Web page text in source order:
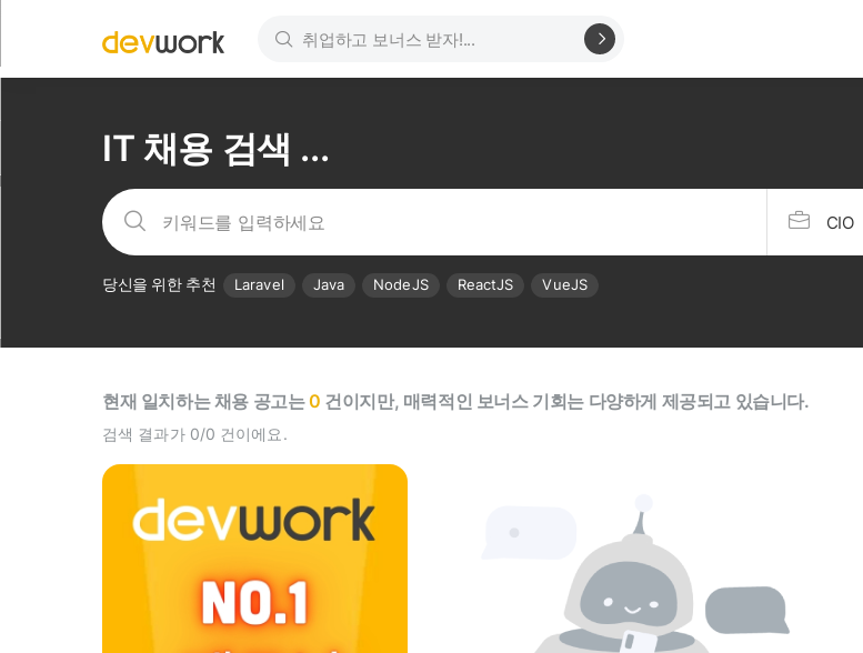
IT 채용 검색 ...
CIO
당신을 위한 추천 Laravel Java NodeJS ReactJS VueJS
현재 일치하는 채용 공고는0 건이지만, 매력적인 보너스 기회는 다양하게 제공되고 있습니다.
검색 결과가 0/0 건이에요.